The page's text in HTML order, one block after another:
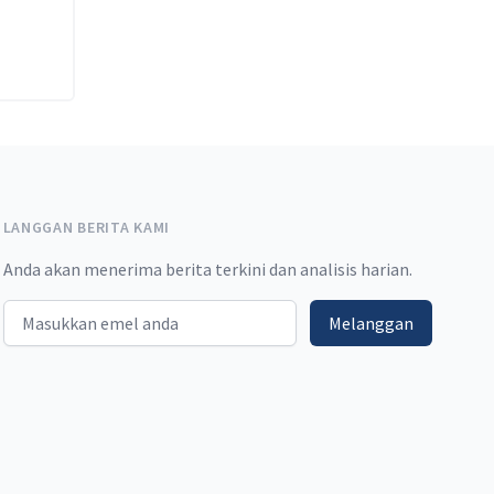
LANGGAN BERITA KAMI
Anda akan menerima berita terkini dan analisis harian.
Email address Melanggan